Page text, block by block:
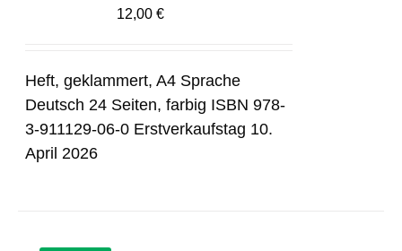
12,00€
Heft, geklammert, A4 Sprache
Deutsch 24 Seiten, farbig ISBN 978-
3-911129-06-0 Erstverkaufstag 10.
April 2026